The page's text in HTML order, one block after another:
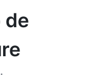
de